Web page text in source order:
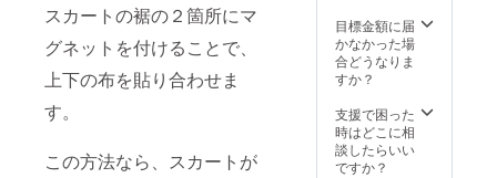
スカートの裾の２箇所にマ
グネットを付けることで、
上下の布を貼り合わせま
す。
この方法なら、スカートが
が遅く
なる場
合があ
りま
ずれの
場合
も、適
宜状況
目標金額に届
かなかった場
合どうなりま
すか？
支援で困った
時はどこに相
談したらいい
ですか？